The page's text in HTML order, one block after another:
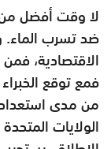
لا وقت أفضل
ضد تسرب الماء.
الاقتصادية،
فمع توقع
من مدى
الولايات